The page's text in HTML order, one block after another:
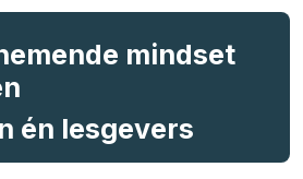
mindset
én lesgevers